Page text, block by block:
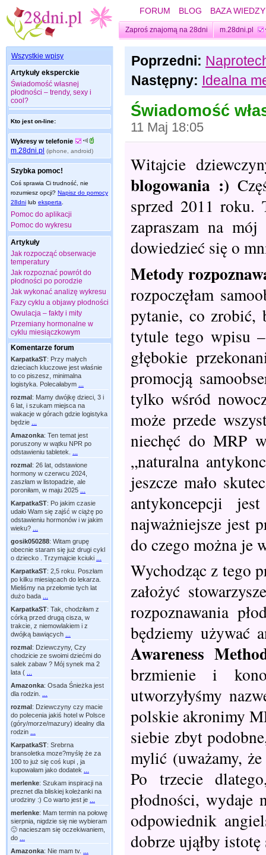
FORUM BLOG BAZA WIEDZY
Zaproś znajomą na 28dni m.28dni.pl
Wszystkie wpisy
Artykuły eksperckie
Świadomość własnej
płodności – trendy, sexy i
cool?
Kto jest on-line:
Wykresy w telefonie
m.28dni.pl (iphone, android)
Szybka pomoc!
Coś sprawia Ci trudność, nie
rozumiesz opcji? Napisz do pomocy
28dni lub eksperta
Pomoc do aplikacji
Pomoc do wykresu
Artykuły
Jak rozpocząć obserwacje
temperatury
Jak rozpoznać powrót do
płodności po porodzie
Jak wykonać analizę wykresu
Fazy cyklu a objawy płodności
Owulacja – fakty i mity
Przemiany hormonalne w
cyklu miesiączkowym
Komentarze forum
KarpatkaST: Przy małych
dzieciach kluczowe jest właśnie
to co piszesz, minimalna
logistyka. Polecałabym
rozmal: Mamy dwójkę dzieci, 3 i
6 lat, i szukam miejsca na
wakacje w górach gdzie logistyka
będzie
Amazonka: Ten temat jest
poruszony w wątku NPR po
odstawieniu tabletek.
rozmal: 26 lat, odstawione
hormony w czerwcu 2024,
zaszłam w listopadzie, ale
poroniłam, w maju 2025
KarpatkaST: Po jakim czasie
udało Wam się zajść w ciążę po
odstawieniu hormonów i w jakim
wieku?
gosik050288: Witam grupę
obecnie staram się już drugi cykl
o dziecko . Trzymajcie kciuki
KarpatkaST: 2,5 roku. Poszłam
po kilku miesiącach do lekarza.
Mieliśmy na przełomie tych lat
dużo bada
KarpatkaST: Tak, chodziłam z
córką przed drugą cisza, w
trakcie, z niemowlakiem i z
dwójką bawiących
rozmal: Dziewczyny, Czy
chodzicie ze swoimi dziećmi do
salek zabaw ? Mój synek ma 2
lata (
Amazonka: Osada Śnieżka jest
dla rodzin.
rozmal: Dziewczyny czy macie
do polecenia jakiś hotel w Polsce
(góry/morze/mazury) idealny dla
rodzin
KarpatkaST: Srebrna
bransoletka moze?myślę że za
100 to już się coś kupi , ja
kupowałam jako dodatek
merlenke: Szukam inspiracji na
preznet dla bliskiej koleżanki na
urodziny :) Co warto jest je
merlenke: Mam termin na połowę
sierpnia, nigdzie się nie wybieram
🙂 nacieszam się oczekiwaniem,
do
Amazonka: Nie mam tv.
Poprzedni:
Następny: Idealna
Świadomość
11 Maj 18:05
Witajcie
blogowania :)
sprzed 2011 roku.
zapraszam na mój
dowiedzieć się o
Metody
rozpoczęłam
pytanie, co zrobić,
tytule tego wpisu
głębokie
promocją
tylko wśród
może przede
niechęć do MRP
„naturalna
jeszcze mało
antykoncepcji
najważniejsze jest
do czego można je
Wychodząc z tego
założyć
rozpoznawania
będziemy używać
Awareness
brzmienie i
utworzyłyśmy
polskie akronimy
siebie zbyt
mylić (uważamy,
Po trzecie
płodności, wydaje
odpowiednik
dobrze ująłby istotę